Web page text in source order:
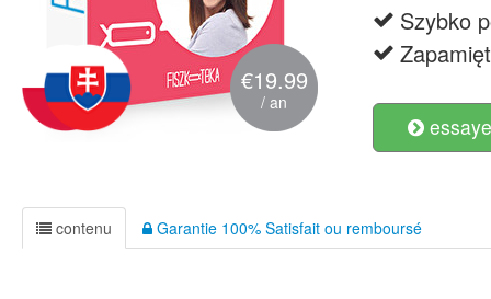
€19.99
/ an
Szybko
contenu Garantie 100% Satisfait ou remboursé